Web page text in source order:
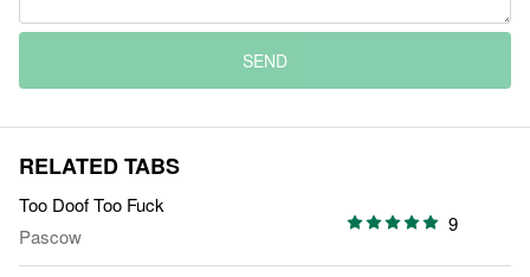
SEND
RELATED TABS
Too Doof Too Fuck
Pascow
9